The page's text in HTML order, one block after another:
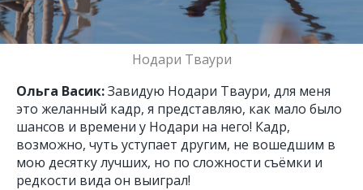
Нодари Тваури
Ольга Васик:Завидую Нодари Тваури, для меня
это желанный кадр, я представляю, как мало было
шансов и времени у Нодари на него! Кадр,
возможно, чуть уступает другим, не вошедшим в
мою десятку лучших, но по сложности съёмки и
редкости вида он выиграл!